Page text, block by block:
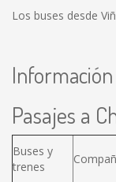
Los buses desde
Pasajes a
Buses y
trenes